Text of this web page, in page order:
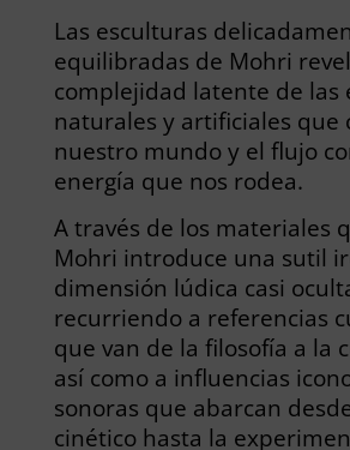
Las esculturas
equilibradas de Mohri
complejidad latente de las
naturales y artificiales que
nuestro mundo y el flujo
energía que nos rodea.
A través de los materiales
Mohri introduce una sutil
dimensión lúdica casi
recurriendo a referencias
que van de la filosofía a la
así como a influencias
sonoras que abarcan
cinético hasta la